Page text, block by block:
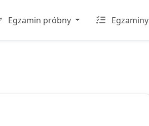
Egzamin próbny Egzaminy